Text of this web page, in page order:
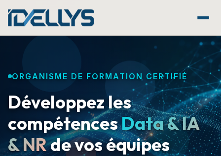
Aller au contenu principal
ORGANISME DE FORMATION CERTIFIÉ
Développez les
compétencesData & IA
& NRde vos équipes